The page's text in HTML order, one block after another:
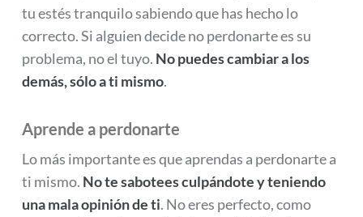
tu estés tranquilo sabiendo que has hecho lo
correcto. Si alguien decide no perdonarte es su
problema, no el tuyo. No puedes cambiar a los
demás, sólo a ti mismo.
Aprende a perdonarte
Lo más importante es que aprendas a perdonarte a
ti mismo. No te sabotees culpándote y teniendo
una mala opinión de ti. No eres perfecto, como